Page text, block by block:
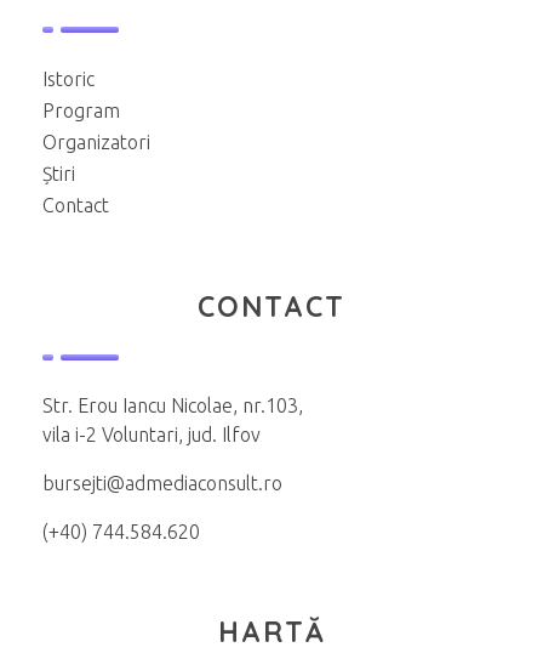
Istoric
Program
Organizatori
Știri
Contact
CONTACT
Str. Erou Iancu Nicolae, nr.103,
vila i-2 Voluntari, jud. Ilfov
bursejti@admediaconsult.ro
(+40) 744.584.620
HARTĂ